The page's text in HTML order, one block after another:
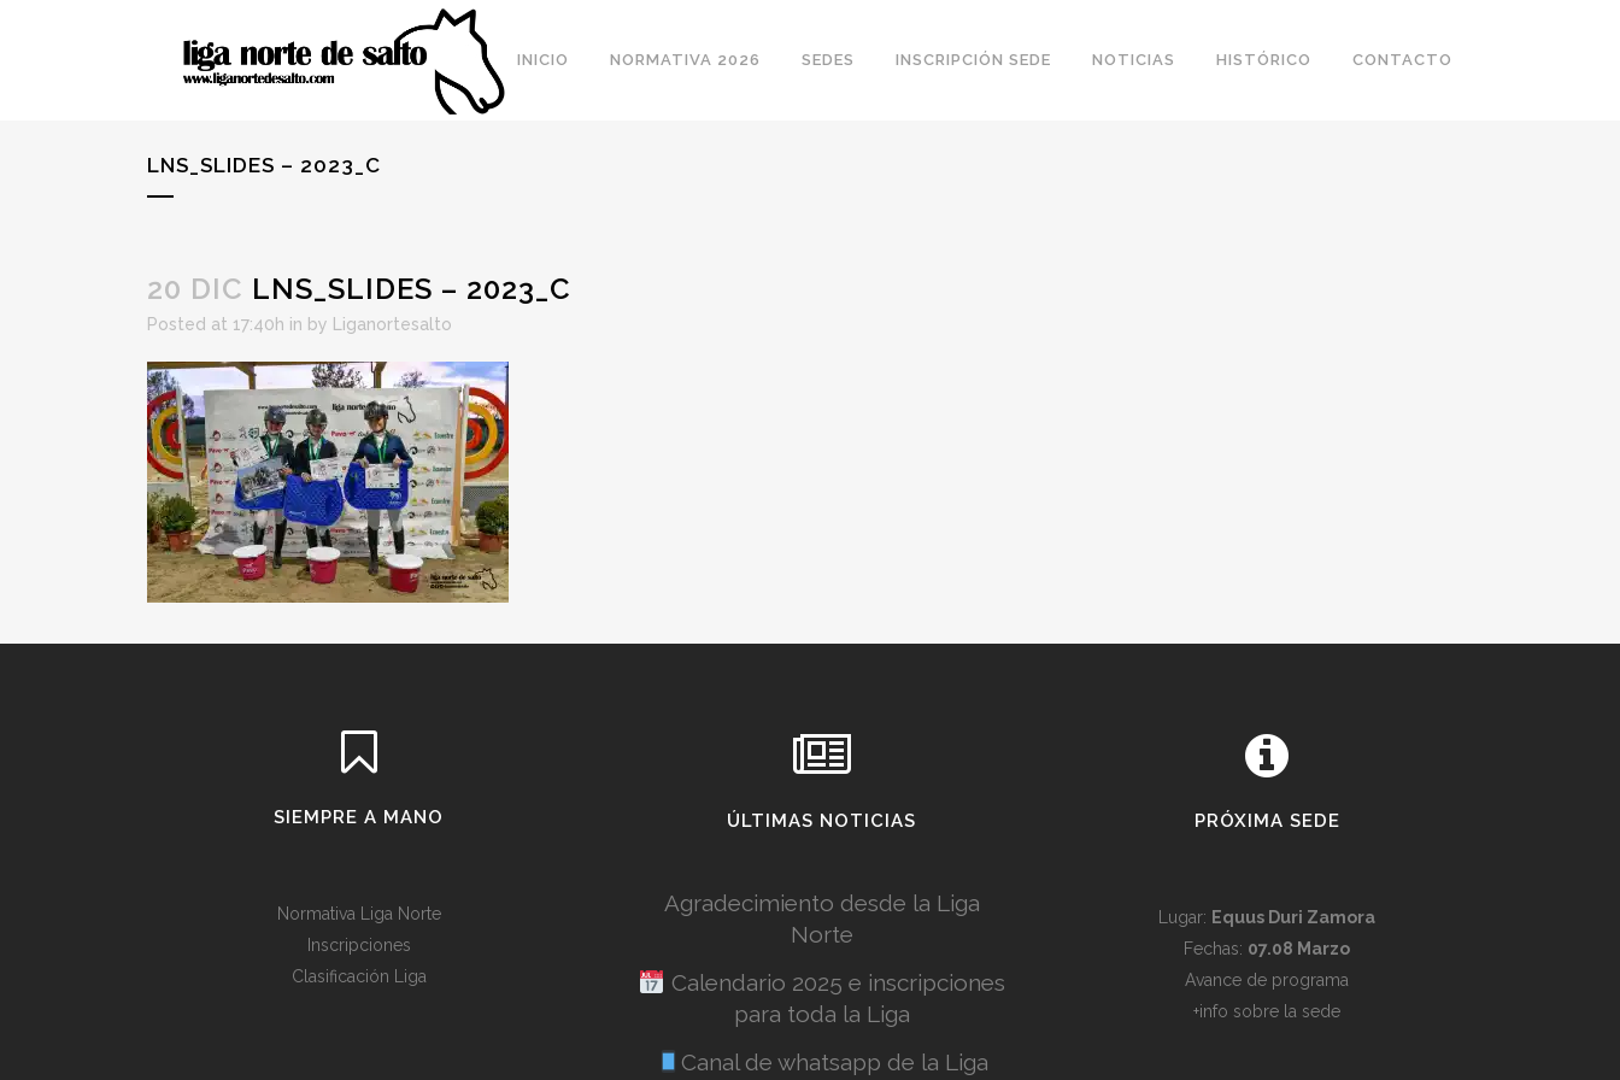
INICIO NORMATIVA 2026 SEDES INSCRIPCIÓN SEDE NOTICIAS HISTÓRICO CONTACTO
LNS_SLIDES – 2023_C
20 DIC LNS_SLIDES – 2023_C
Posted at 17:40h in by Liganortesalto
SIEMPRE A MANO
Normativa Liga Norte
Inscripciones
Clasificación Liga
ÚLTIMAS NOTICIAS
Agradecimiento desde la Liga
Norte
Calendario 2025 e inscripciones
para toda la Liga
Canal de whatsapp de la Liga
PRÓXIMA SEDE
Lugar: Equus Duri Zamora
Fechas: 07.08 Marzo
Avance de programa
+info sobre la sede